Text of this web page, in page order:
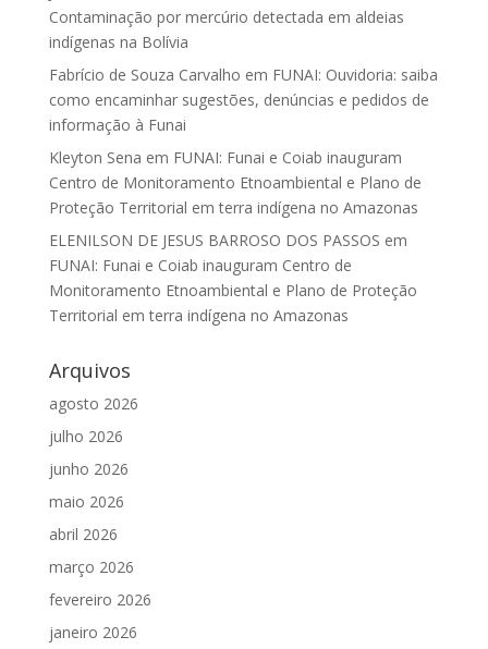
Contaminação por mercúrio detectada em aldeias
indígenas na Bolívia
Fabrício de Souza Carvalho em FUNAI: Ouvidoria: saiba
como encaminhar sugestões, denúncias e pedidos de
informação à Funai
Kleyton Sena em FUNAI: Funai e Coiab inauguram
Centro de Monitoramento Etnoambiental e Plano de
Proteção Territorial em terra indígena no Amazonas
ELENILSON DE JESUS BARROSO DOS PASSOS em
FUNAI: Funai e Coiab inauguram Centro de
Monitoramento Etnoambiental e Plano de Proteção
Territorial em terra indígena no Amazonas
Arquivos
agosto 2026
julho 2026
junho 2026
maio 2026
abril 2026
março 2026
fevereiro 2026
janeiro 2026